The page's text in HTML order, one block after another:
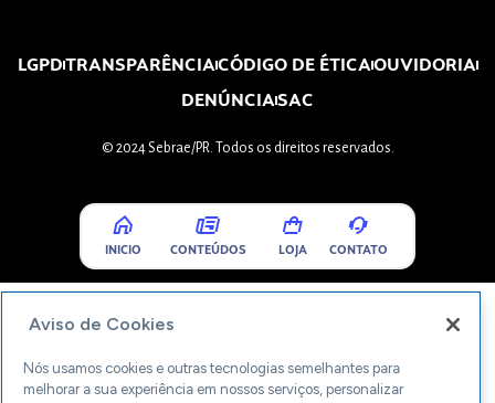
LGPDTRANSPARÊNCIACÓDIGO DE ÉTICAOUVIDORIA
DENÚNCIASAC
© 2024 Sebrae/PR. Todos os direitos reservados.
INICIO CONTEÚDOS LOJA CONTATO
Aviso de Cookies
Nós usamos cookies e outras tecnologias semelhantes para
melhorar a sua experiência em nossos serviços, personalizar